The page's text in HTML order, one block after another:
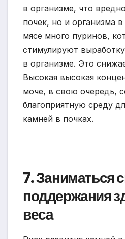
в организме, что
почек, но и организма
мясе много пуринов,
стимулируют
в организме. Это
Высокая высокая
моче, в свою очередь,
благоприятную среду
камней в почках.
7. Заниматься
поддержания
веса